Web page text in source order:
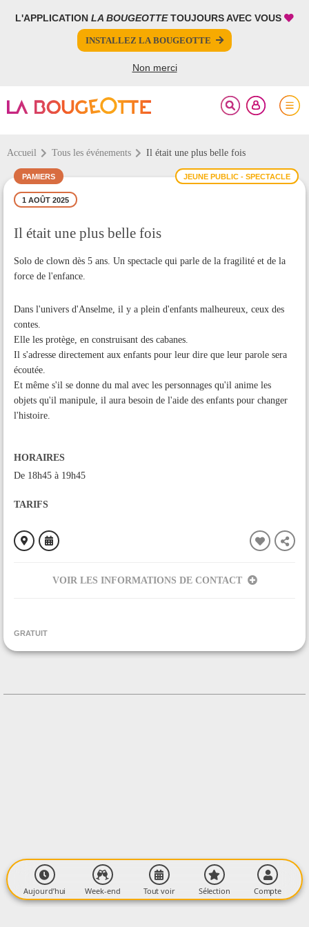
L'APPLICATION LA BOUGEOTTETOUJOURS AVEC VOUS
INSTALLEZ LA BOUGEOTTE
Non merci
Accueil Tous les événements Il était une plus belle fois
JEUNE PUBLIC - SPECTACLE
PAMIERS
1 AOÛT 2025
Il était une plus belle fois
Solo de clown dès 5 ans. Un spectacle qui parle de la fragilité et de la
force de l'enfance.
Dans l'univers d'Anselme, il y a plein d'enfants malheureux, ceux des
contes.
Elle les protège, en construisant des cabanes.
Il s'adresse directement aux enfants pour leur dire que leur parole sera
écoutée.
Et même s'il se donne du mal avec les personnages qu'il anime les
objets qu'il manipule, il aura besoin de l'aide des enfants pour changer
l'histoire.
HORAIRES
De 18h45 à 19h45
TARIFS
VOIR LES INFORMATIONS DE CONTACT
GRATUIT
FERMER
PARTAGER
Aujourd’hui Week-end Tout voir Sélection Compte
FERMER
Votre inscription à la newsletter a été effectuée.